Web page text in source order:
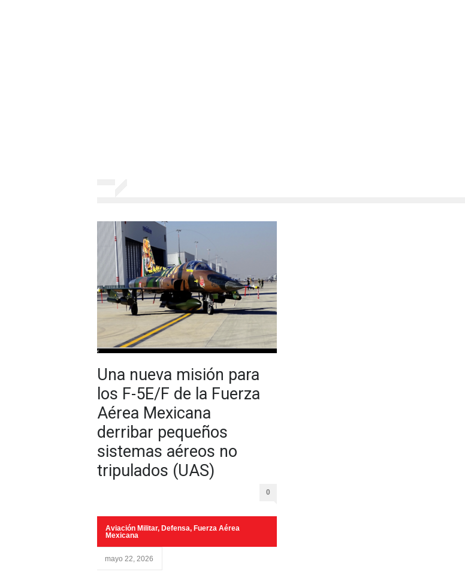
Una nueva misión para
los F-5E/F de la Fuerza
Aérea Mexicana
derribar pequeños
sistemas aéreos no
tripulados (UAS)
0
Aviación Militar, Defensa, Fuerza Aérea
Mexicana
mayo 22, 2026